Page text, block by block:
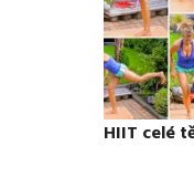
HIIT celé